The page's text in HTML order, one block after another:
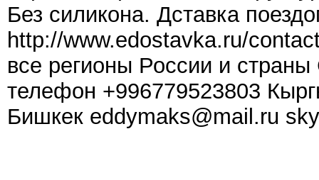
Без силикона. Дставка
http://www.edostavka.ru/
все регионы России и
телефон +996779523803
Бишкек eddymaks@mail.ru